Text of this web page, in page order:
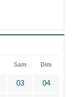
Sam Dim
03 04